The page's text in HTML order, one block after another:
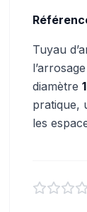
Tuyau
diamètre
pratique,
les